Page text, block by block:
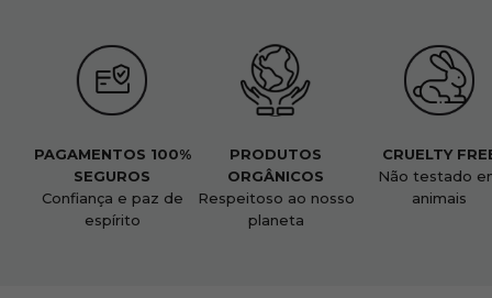
PAGAMENTOS 100%
SEGUROS
Confiança e paz de
espírito
PRODUTOS
ORGÂNICOS
Respeitoso ao nosso
planeta
CRUELTY
Não testado
animais